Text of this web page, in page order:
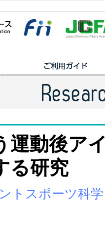
運動後ア
る研究
トスポーツ科学